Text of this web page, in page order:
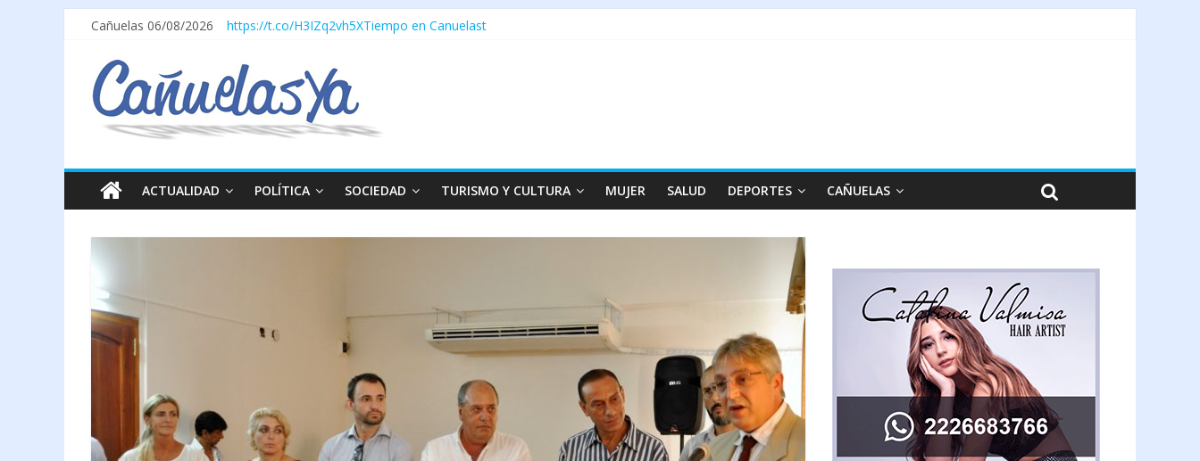
Cañuelas 06/08/2026 https://t.co/H3IZq2vh5XTiempo en Canuelast
ACTUALIDAD POLÍTICA SOCIEDAD TURISMO Y CULTURA MUJER SALUD DEPORTES CAÑUELAS